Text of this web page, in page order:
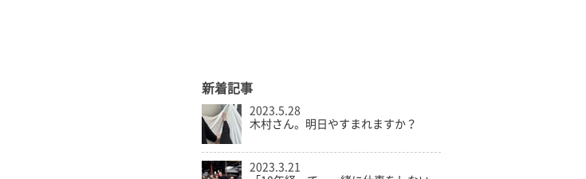
新着記事
2023.5.28
木村さん。明日やすまれますか？
2023.3.21